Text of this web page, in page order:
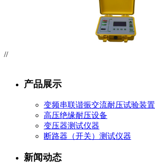
//
产品展示
变频串联谐振交流耐压试验装置
高压绝缘耐压设备
变压器测试仪器
断路器（开关）测试仪器
新闻动态